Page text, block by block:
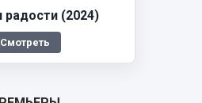
радости (2024)
Смотреть